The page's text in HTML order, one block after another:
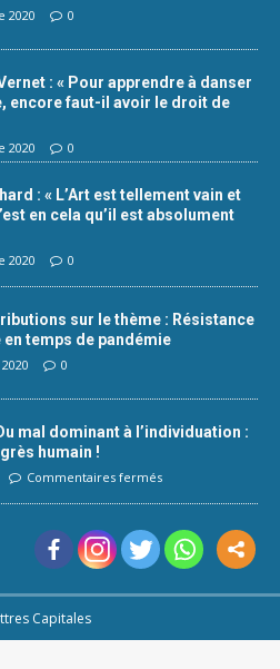
2020 0
: « Pour apprendre à danser
encore faut-il avoir le droit de
2020 0
: « L’Art est tellement vain et
en cela qu’il est absolument
2020 0
sur le thème : Résistance
temps de pandémie
0
mal dominant à l’individuation :
humain !
Commentaires fermés
Capitales